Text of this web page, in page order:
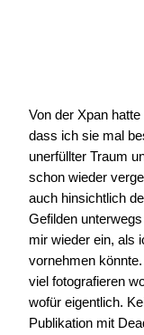
Von der Xpan
dass ich sie mal
unerfüllter Traum
schon wieder
auch hinsichtlich
Gefilden
mir wieder ein, als
vornehmen
viel fotografieren
wofür eigentlich.
Publikation mit